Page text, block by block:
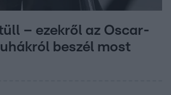
– ezekről az Oscar-
beszél most